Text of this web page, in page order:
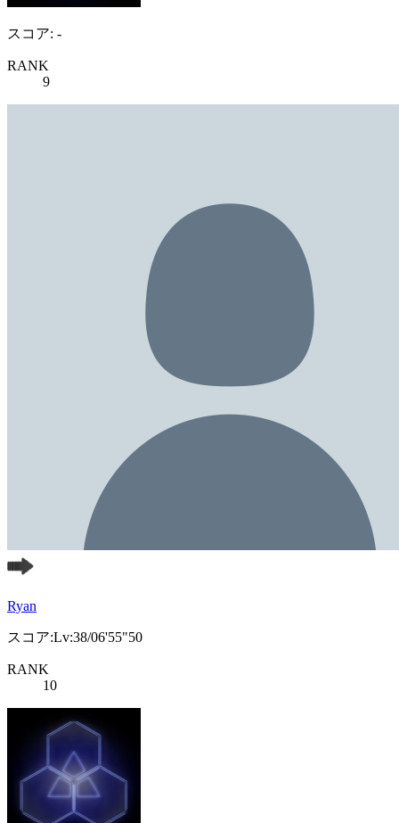
スコア: -
RANK
9
Ryan
スコア:Lv:38/06'55"50
RANK
10